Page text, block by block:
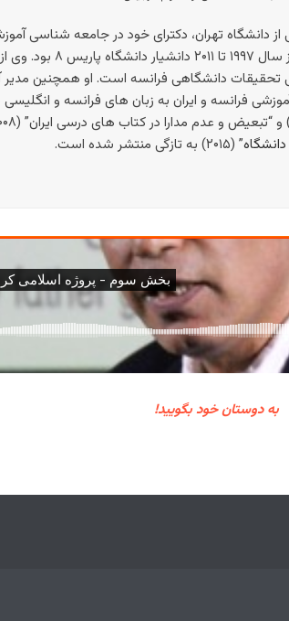
تهران، دکترای خود در جامعه شناسی آموزش
تحقیقات دانشگاهی فرانسه است. او همچنین مدیر
فرانسه و ایران به زبان های فرانسه و انگلیسی
” (۲۰۱۵) به تازگی منتشر شده است.
به دوستان خود بگویید!